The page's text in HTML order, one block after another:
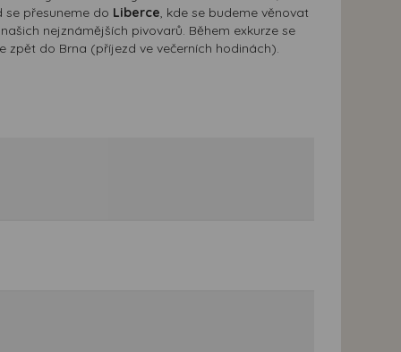
přesuneme do Liberce, kde se budeme věnovat
nejznámějších pivovarů. Během exkurze se
zpět do Brna (příjezd ve večerních hodinách).